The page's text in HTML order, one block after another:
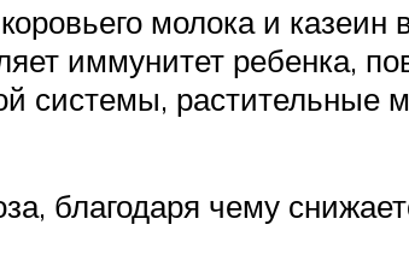
молока и
иммунитет ребенка,
системы,
благодаря чему